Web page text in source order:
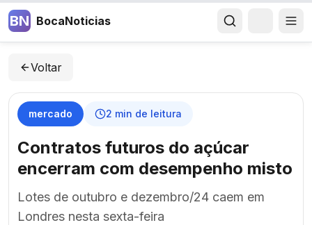
BN BocaNoticias
Voltar
mercado 2 min de leitura
Contratos futuros do açúcar
encerram com desempenho misto
Lotes de outubro e dezembro/24 caem em
Londres nesta sexta-feira